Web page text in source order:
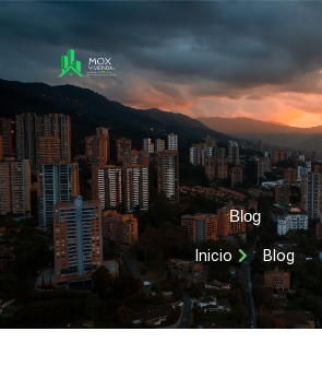
contenido
Blog
Inicio Blog